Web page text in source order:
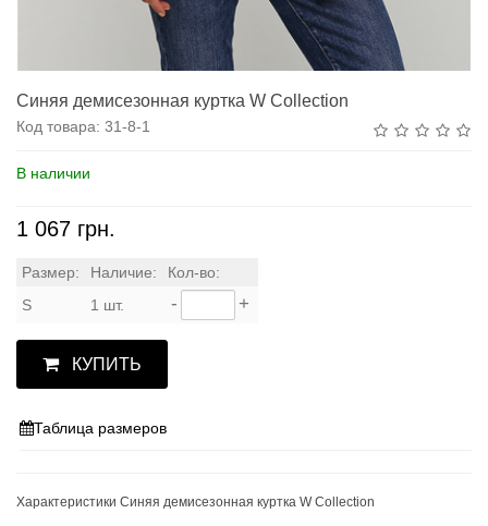
Синяя демисезонная куртка W Collection
Код товара: 31-8-1
В наличии
1 067 грн.
Размер: Наличие:
Кол-во:
S
1 шт. - +
КУПИТЬ
Таблица размеров
Характеристики Синяя демисезонная куртка W Collection